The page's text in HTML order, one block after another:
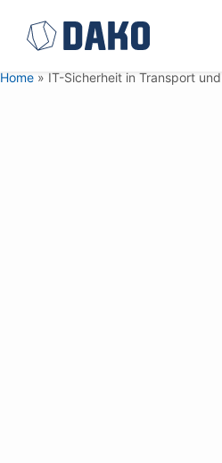
Home » IT-Sicherheit in Transport